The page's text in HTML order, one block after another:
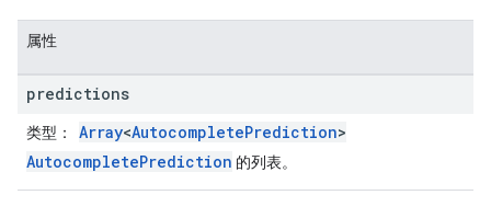
属性
predictions
类型 ： Array<AutocompletePrediction>
AutocompletePrediction 的列表。